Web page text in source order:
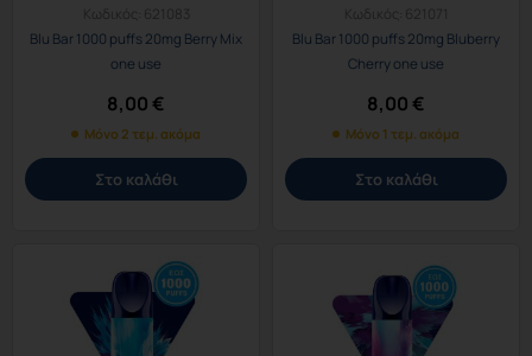
Κωδικός:
621083
Blu Bar 1000 puffs 20mg Berry Mix
one use
8,00€
Μόνο 2 τεμ. ακόμα
Στο καλάθι
Κωδικός:
621071
Blu Bar 1000 puffs 20mg Bluberry
Cherry one use
8,00€
Μόνο 1 τεμ. ακόμα
Στο καλάθι